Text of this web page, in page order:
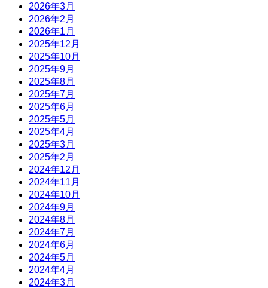
2026年3月
2026年2月
2026年1月
2025年12月
2025年10月
2025年9月
2025年8月
2025年7月
2025年6月
2025年5月
2025年4月
2025年3月
2025年2月
2024年12月
2024年11月
2024年10月
2024年9月
2024年8月
2024年7月
2024年6月
2024年5月
2024年4月
2024年3月